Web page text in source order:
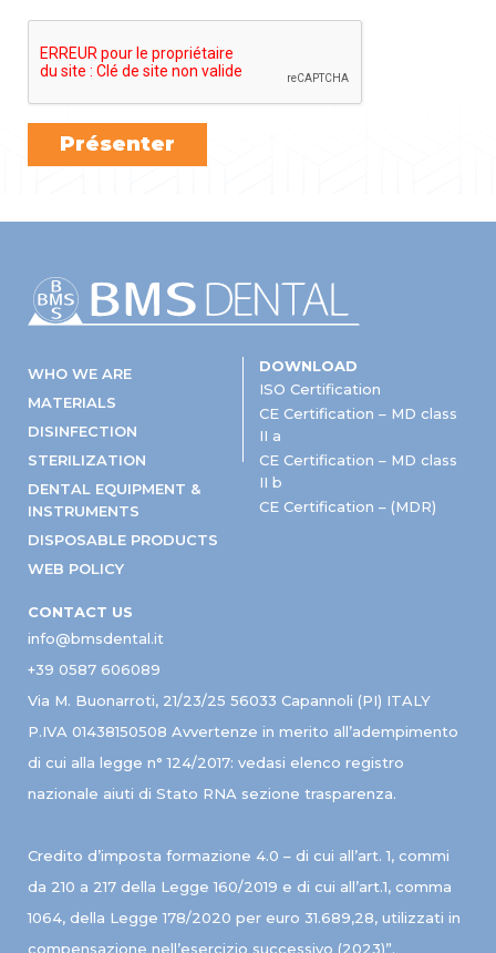
WHO WE ARE
MATERIALS
DISINFECTION
STERILIZATION
DENTAL EQUIPMENT &
INSTRUMENTS
DISPOSABLE PRODUCTS
WEB POLICY
DOWNLOAD
ISO Certification
CE Certification – MD class
II a
CE Certification – MD class
II b
CE Certification – (MDR)
CONTACT US
info@bmsdental.it
+39 0587 606089
Via M. Buonarroti, 21/23/25 56033 Capannoli (PI) ITALY
P.IVA 01438150508 Avvertenze in merito all’adempimento
di cui alla legge n° 124/2017: vedasi elenco registro
nazionale aiuti di Stato RNA sezione trasparenza.
Credito d’imposta formazione 4.0 – di cui all’art. 1, commi
da 210 a 217 della Legge 160/2019 e di cui all’art.1, comma
1064, della Legge 178/2020 per euro 31.689,28, utilizzati in
compensazione nell’esercizio successivo (2023)”.